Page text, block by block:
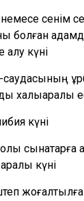
сенім
болған
алу күні
күні
сынақтарға
күні